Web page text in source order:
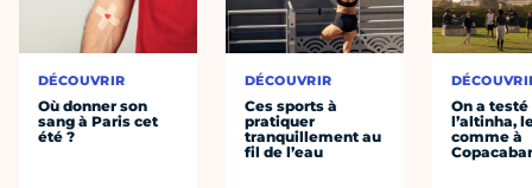
DÉCOUVRIR
Où donner son
sang à Paris cet
été ?
DÉCOUVRIR
Ces sports à
pratiquer
tranquillement au
fil de l’eau
On a testé
l’altinha,
comme à